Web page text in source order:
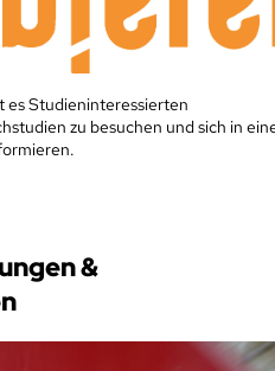
es Studieninteressierten
zu besuchen und sich in
&